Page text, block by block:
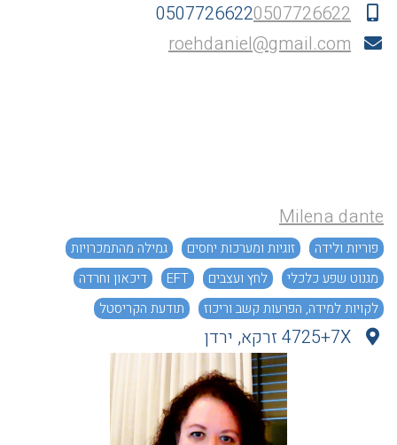
05077266220507726622
roehdaniel@gmail.com
Milena dante
פוריות ולידה זוגיות ומערכות יחסים
גמילה מהתמכרויות
מגנוט שפע כלכלי
לחץ ועצבים EFT
דיכאון וחרדה
לקויות למידה, הפרעות קשב וריכוז
תודעת הקריסטל